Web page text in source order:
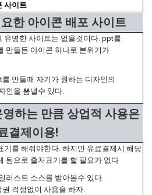
사이트
한 아이콘 배포 사이트
유명한 사이트는 없을것이다. ppt를
만들든 아이콘 하나로 분위기가
만들때 자기가 원하는 디자인의
인을 뽐낼수 있다.
하는 만큼 상업적 사용은
결제이용!
기를 해줘야한다. 하지만 유료결제시 해당
됨으로 출처표기를 할 필요가 없다
러스트 소스를 받아볼수 있다.
걱정없이 사용을 하자.